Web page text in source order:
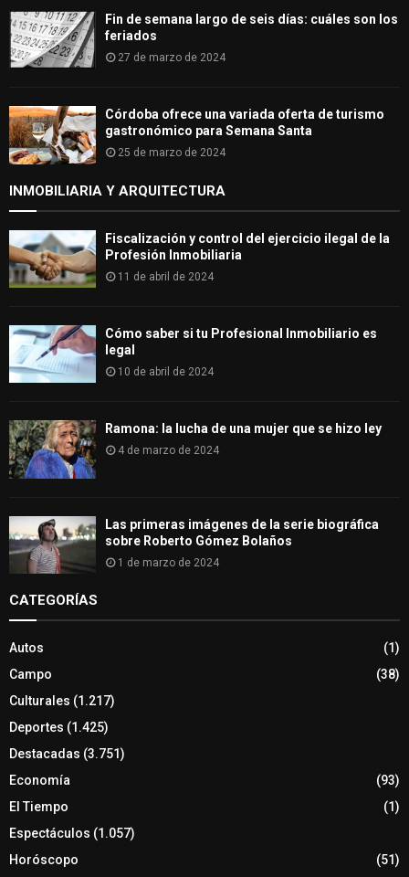
Fin de semana largo de seis días: cuáles son los
feriados
27 de marzo de 2024
Córdoba ofrece una variada oferta de turismo
gastronómico para Semana Santa
25 de marzo de 2024
INMOBILIARIA Y ARQUITECTURA
Fiscalización y control del ejercicio ilegal de la
Profesión Inmobiliaria
11 de abril de 2024
Cómo saber si tu Profesional Inmobiliario es
legal
10 de abril de 2024
Ramona: la lucha de una mujer que se hizo ley
4 de marzo de 2024
Las primeras imágenes de la serie biográfica
sobre Roberto Gómez Bolaños
1 de marzo de 2024
CATEGORÍAS
Autos
(1)
Campo
(38)
Culturales (1.217)
Deportes (1.425)
Destacadas (3.751)
Economía
(93)
El Tiempo
(1)
Espectáculos (1.057)
Horóscopo
(51)